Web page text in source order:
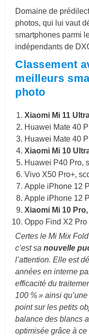
Domaine de
photos, qui lui vaut
smartphones parmi
indépendants de
Classement
meilleurs
photo
Xiaomi Mi 11
Huawei Mate 40
Huawei Mate 40
Xiaomi Mi 10
Huawei P40 Pro,
Vivo X50 Pro+,
Apple iPhone 12
Apple iPhone 12
Xiaomi Mi 10
Oppo Find X2 Pro
Certes le Mi Mix
c’est sanouvelle
l’attention. Elle est
années en interne
efficacité du
100 % » ainsi
point sur les petits
balance des blancs
optimisée grâce à ce